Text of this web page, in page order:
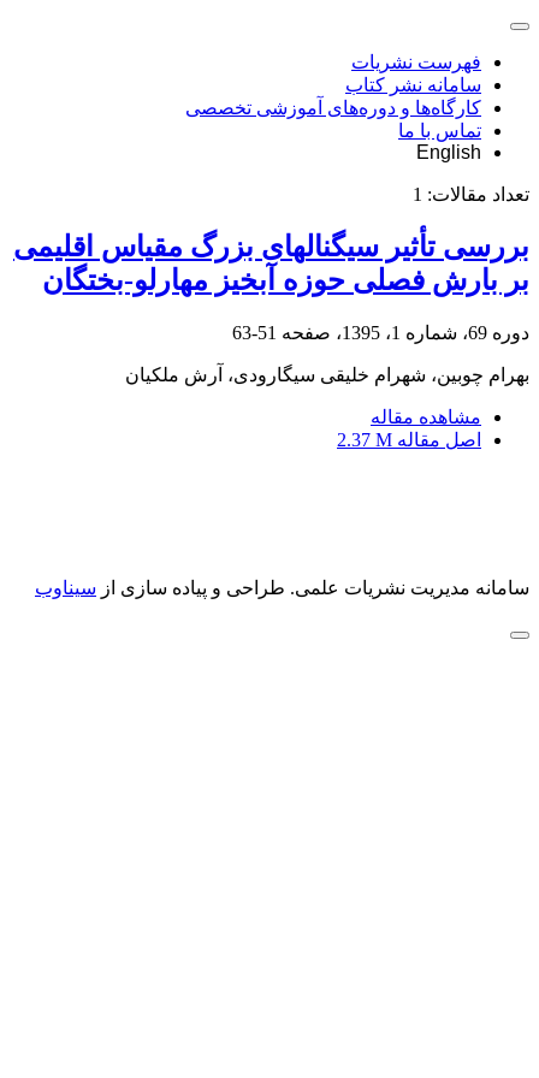
فهرست نشریات
سامانه نشر کتاب
کارگاه‌ها و دوره‌های آموزشی تخصصی
تماس با ما
English
تعداد مقالات: 1
بررسی تأثیر سیگنال‎های بزرگ مقیاس اقلیمی
بر بارش فصلی حوزه آبخیز مهارلو-بختگان
دوره 69، شماره 1، 1395، صفحه 51-63
بهرام چوبین، شهرام خلیقی سیگارودی، آرش ملکیان
مشاهده مقاله
اصل مقاله 2.37 M
سامانه مدیریت نشریات علمی. طراحی و پیاده سازی از سیناوب